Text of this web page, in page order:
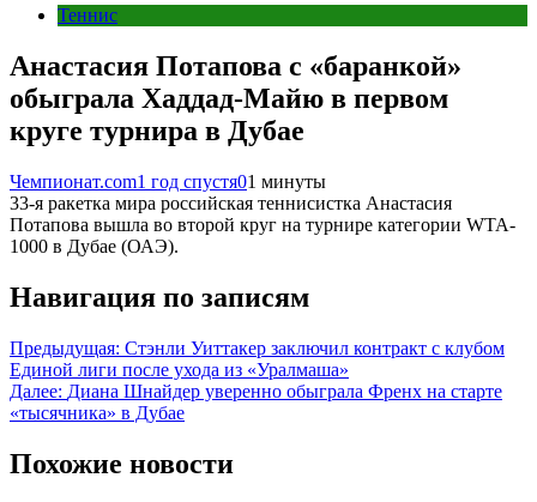
Теннис
Анастасия Потапова с «баранкой»
обыграла Хаддад-Майю в первом
круге турнира в Дубае
Чемпионат.com1 год спустя01 минуты
33-я ракетка мира российская теннисистка Анастасия
Потапова вышла во второй круг на турнире категории WTA-
1000 в Дубае (ОАЭ).
Навигация по записям
Предыдущая: Стэнли Уиттакер заключил контракт с клубом
Единой лиги после ухода из «Уралмаша»
Далее: Диана Шнайдер уверенно обыграла Френх на старте
«тысячника» в Дубае
Похожие новости